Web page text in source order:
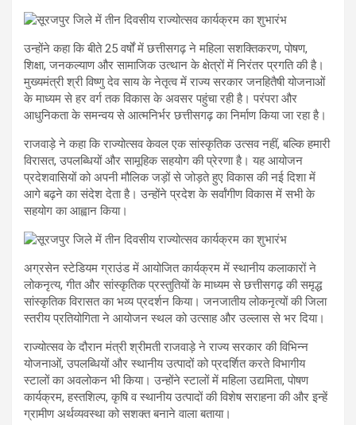
उन्होंने कहा कि बीते 25 वर्षों में छत्तीसगढ़ ने महिला सशक्तिकरण, पोषण,
शिक्षा, जनकल्याण और सामाजिक उत्थान के क्षेत्रों में निरंतर प्रगति की है।
मुख्यमंत्री श्री विष्णु देव साय के नेतृत्व में राज्य सरकार जनहितैषी योजनाओं
के माध्यम से हर वर्ग तक विकास के अवसर पहुंचा रही है। परंपरा और
आधुनिकता के समन्वय से आत्मनिर्भर छत्तीसगढ़ का निर्माण किया जा रहा है।
राजवाड़े ने कहा कि राज्योत्सव केवल एक सांस्कृतिक उत्सव नहीं, बल्कि हमारी
विरासत, उपलब्धियों और सामूहिक सहयोग की प्रेरणा है। यह आयोजन
प्रदेशवासियों को अपनी मौलिक जड़ों से जोड़ते हुए विकास की नई दिशा में
आगे बढ़ने का संदेश देता है। उन्होंने प्रदेश के सर्वांगीण विकास में सभी के
सहयोग का आह्वान किया।
अग्रसेन स्टेडियम ग्राउंड में आयोजित कार्यक्रम में स्थानीय कलाकारों ने
लोकनृत्य, गीत और सांस्कृतिक प्रस्तुतियों के माध्यम से छत्तीसगढ़ की समृद्ध
सांस्कृतिक विरासत का भव्य प्रदर्शन किया। जनजातीय लोकनृत्यों की जिला
स्तरीय प्रतियोगिता ने आयोजन स्थल को उत्साह और उल्लास से भर दिया।
राज्योत्सव के दौरान मंत्री श्रीमती राजवाड़े ने राज्य सरकार की विभिन्न
योजनाओं, उपलब्धियों और स्थानीय उत्पादों को प्रदर्शित करते विभागीय
स्टालों का अवलोकन भी किया। उन्होंने स्टालों में महिला उद्यमिता, पोषण
कार्यक्रम, हस्तशिल्प, कृषि व स्थानीय उत्पादों की विशेष सराहना की और इन्हें
ग्रामीण अर्थव्यवस्था को सशक्त बनाने वाला बताया।